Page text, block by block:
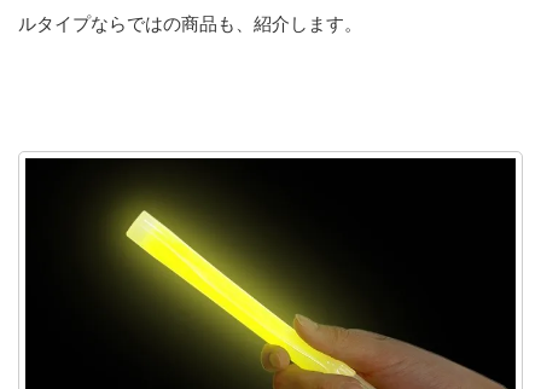
ルタイプならではの商品も、紹介します。